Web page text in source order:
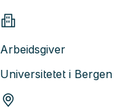
Arbeidsgiver
Universitetet i Bergen